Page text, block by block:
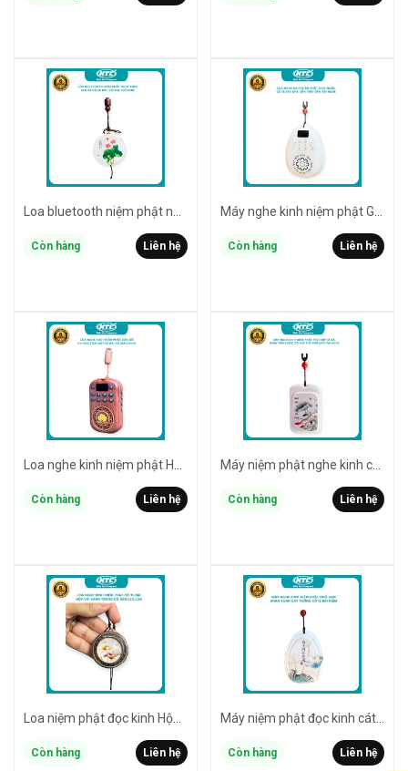
Còn hàng Liên hệ Còn hàng Liên hệ
Còn hàng Liên hệ Còn hàng Liên hệ
Còn hàng Liên hệ Còn hàng Liên hệ